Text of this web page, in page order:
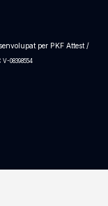
per PKF Attest /
V-08398554